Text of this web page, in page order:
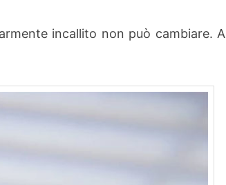
incallito non può cambiare. A